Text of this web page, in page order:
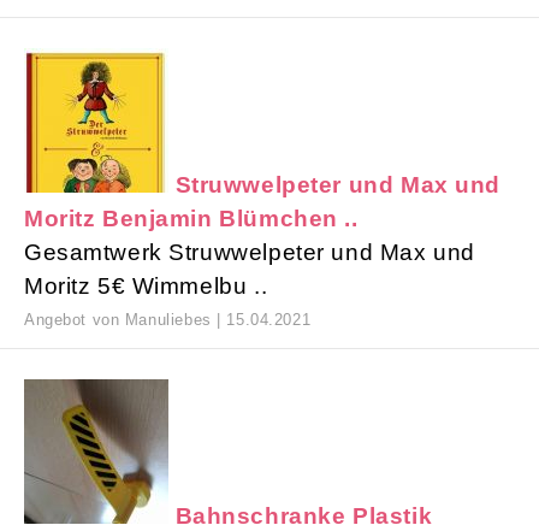
Struwwelpeter und Max und
Moritz Benjamin Blümchen ..
Gesamtwerk Struwwelpeter und Max und
Moritz 5€ Wimmelbu ..
Angebot von Manuliebes | 15.04.2021
Bahnschranke Plastik